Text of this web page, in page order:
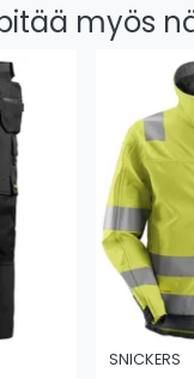
myös
SNICKERS